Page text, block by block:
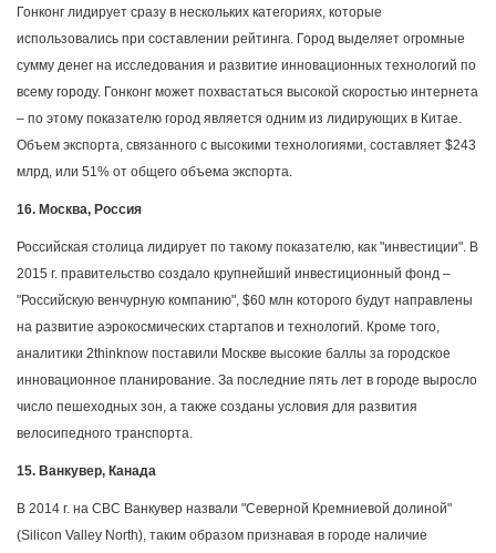
Гонконг лидирует сразу в нескольких категориях, которые
использовались при составлении рейтинга. Город выделяет огромные
сумму денег на исследования и развитие инновационных технологий по
всему городу. Гонконг может похвастаться высокой скоростью интернета
– по этому показателю город является одним из лидирующих в Китае.
Объем экспорта, связанного с высокими технологиями, составляет $243
млрд, или 51% от общего объема экспорта.
16. Москва, Россия
Российская столица лидирует по такому показателю, как "инвестиции". В
2015 г. правительство создало крупнейший инвестиционный фонд –
"Российскую венчурную компанию", $60 млн которого будут направлены
на развитие аэрокосмических стартапов и технологий. Кроме того,
аналитики 2thinknow поставили Москве высокие баллы за городское
инновационное планирование. За последние пять лет в городе выросло
число пешеходных зон, а также созданы условия для развития
велосипедного транспорта.
15. Ванкувер, Канада
В 2014 г. на CBC Ванкувер назвали "Северной Кремниевой долиной"
(Silicon Valley North), таким образом признавая в городе наличие